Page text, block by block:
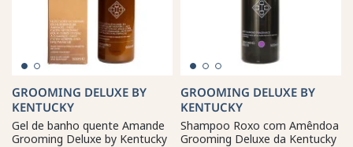
GROOMING DELUXE BY
KENTUCKY
Gel de banho quente Amande
Grooming Deluxe by Kentucky
GROOMING DELUXE BY
KENTUCKY
Shampoo Roxo com Amêndoa
Grooming Deluxe da Kentucky